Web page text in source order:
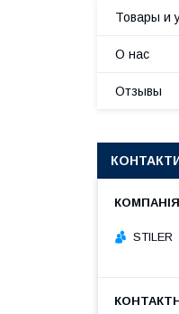
Товары и
О нас
Отзывы
STILER